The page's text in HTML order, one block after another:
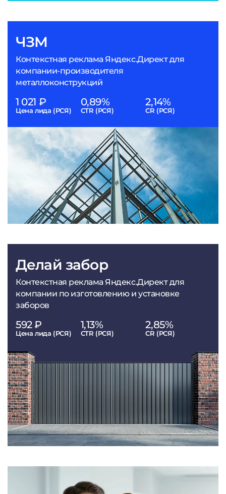
ЧЗМ
Контекстная реклама Яндекс.Директ для
компании-производителя
металлоконструкций
1 021 ₽
Цена лида (РСЯ)
0,89%
CTR (РСЯ)
2,14%
CR (РСЯ)
Делай забор
Контекстная реклама Яндекс.Директ для
компании по изготовлению и установке
заборов
592 ₽
Цена лида (РСЯ)
1,13%
CTR (РСЯ)
2,85%
CR (РСЯ)